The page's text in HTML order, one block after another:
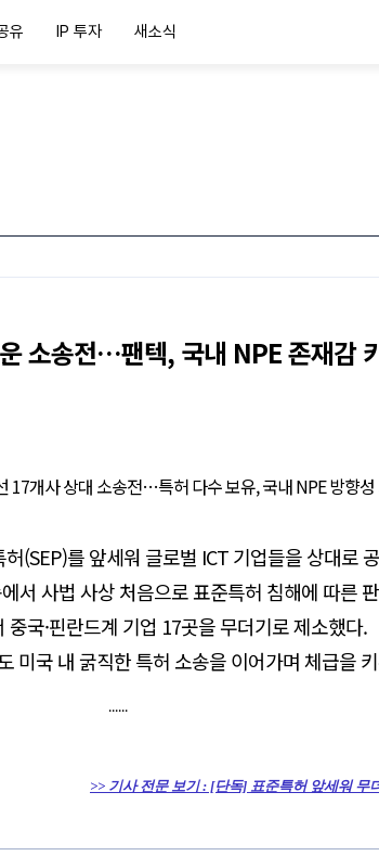
유 IP 투자 새소식
소송전…팬텍, 국내 NPE 존재감
17개사 상대 소송전…특허 다수 보유, 국내 NPE 방향
(SEP)를 앞세워 글로벌 ICT 기업들을 상대로
서 사법 사상 처음으로 표준특허 침해에 따른
중국·핀란드계 기업 17곳을 무더기로 제소했다.
미국 내 굵직한 특허 소송을 이어가며 체급을
......
>> 기사 전문 보기 : [단독] 표준특허 앞세워